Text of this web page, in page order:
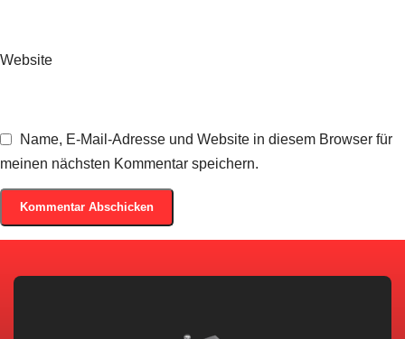
Website
Name, E-Mail-Adresse und Website in diesem Browser für
meinen nächsten Kommentar speichern.